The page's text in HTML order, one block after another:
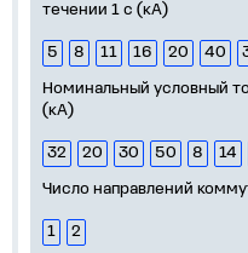
течении 1 с (кА)
5 8 11 16 20 40
Номинальный условный
(кА)
32 20 30 50 8 14
Число направлений
1
2